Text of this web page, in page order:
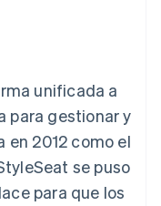
unificada a
para gestionar y
en 2012 como el
se puso
para que los